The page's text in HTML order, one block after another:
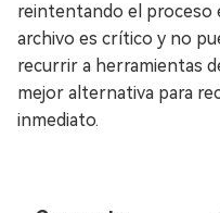
reintentando el proceso
archivo es crítico y no
recurrir a herramientas
mejor alternativa para
inmediato.